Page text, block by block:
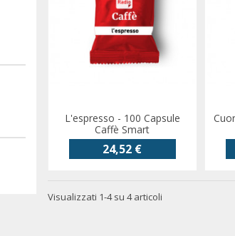
L'espresso - 100 Capsule
Caffè Smart
24,52 €
Visualizzati 1-4 su 4 articoli